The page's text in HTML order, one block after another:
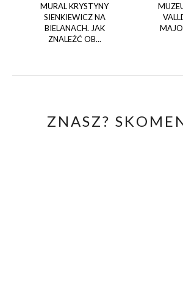
MURAL KRYSTYNY
SIENKIEWICZ NA
BIELANACH. JAK
ZNALEŹĆ OB...
ZNASZ?